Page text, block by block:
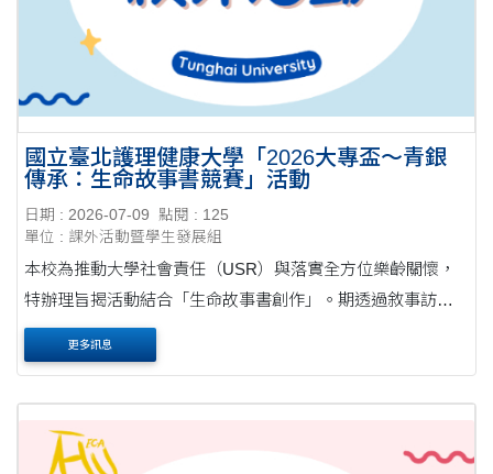
國立臺北護理健康大學「2026大專盃～青銀
傳承：生命故事書競賽」活動
日期 : 2026-07-09
點閱 : 125
單位 : 課外活動暨學生發展組
本校為推動大學社會責任（USR）與落實全方位樂齡關懷，
特辦理旨揭活動結合「生命故事書創作」。期透過敘事訪
談，協助長者生命經驗統整，促進世代溝通與理解，並提升
學生關懷與同理能力，以達世代傳承及共融之美....
更多訊息